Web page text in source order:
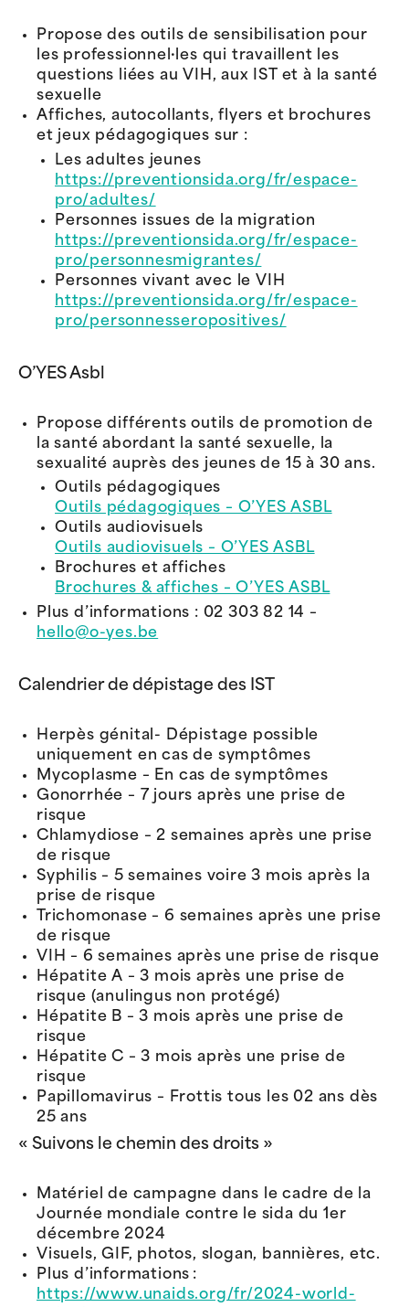
Propose des outils de sensibilisation pour
les professionnel·les qui travaillent les
questions liées au VIH, aux IST et à la santé
sexuelle
Affiches, autocollants, flyers et brochures
et jeux pédagogiques sur :
Les adultes jeunes
https://preventionsida.org/fr/espace-
pro/adultes/
Personnes issues de la migration
https://preventionsida.org/fr/espace-
pro/personnesmigrantes/
Personnes vivant avec le VIH
https://preventionsida.org/fr/espace-
pro/personnesseropositives/
O’YES Asbl
Propose différents outils de promotion de
la santé abordant la santé sexuelle, la
sexualité auprès des jeunes de 15 à 30 ans.
Outils pédagogiques
Outils pédagogiques – O’YES ASBL
Outils audiovisuels
Outils audiovisuels – O’YES ASBL
Brochures et affiches
Brochures & affiches – O’YES ASBL
Plus d’informations : 02 303 82 14 –
hello@o-yes.be
Calendrier de dépistage des IST
Herpès génital- Dépistage possible
uniquement en cas de symptômes
Mycoplasme – En cas de symptômes
Gonorrhée – 7 jours après une prise de
risque
Chlamydiose – 2 semaines après une prise
de risque
Syphilis – 5 semaines voire 3 mois après la
prise de risque
Trichomonase – 6 semaines après une prise
de risque
VIH – 6 semaines après une prise de risque
Hépatite A – 3 mois après une prise de
risque (anulingus non protégé)
Hépatite B – 3 mois après une prise de
risque
Hépatite C – 3 mois après une prise de
risque
Papillomavirus – Frottis tous les 02 ans dès
25 ans
« Suivons le chemin des droits »
Matériel de campagne dans le cadre de la
Journée mondiale contre le sida du 1er
décembre 2024
Visuels, GIF, photos, slogan, bannières, etc.
Plus d’informations :
https://www.unaids.org/fr/2024-world-